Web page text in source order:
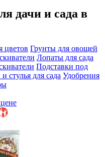
дачи и сада в
цветов Грунты для овощей
Лопаты для сада
Подставки под
стулья для сада Удобрения